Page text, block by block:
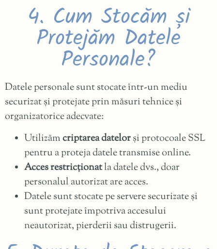
4. Cum Stocăm și
Protejăm Datele
Personale?
Datele personale sunt stocate într-un mediu
securizat și protejate prin măsuri tehnice și
organizatorice adecvate:
Utilizămcriptarea datelorși protocoale SSL
pentru a proteja datele transmise online.
Acces restricționatla datele dvs., doar
personalul autorizat are acces.
Datele sunt stocate pe servere securizate și
sunt protejate împotriva accesului
neautorizat, pierderii sau distrugerii.